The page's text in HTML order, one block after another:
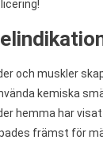
och muskler
kemiska
hemma har visat
främst för